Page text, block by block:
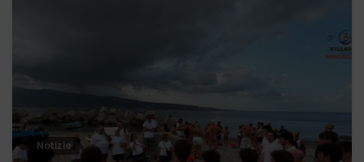
Notizie